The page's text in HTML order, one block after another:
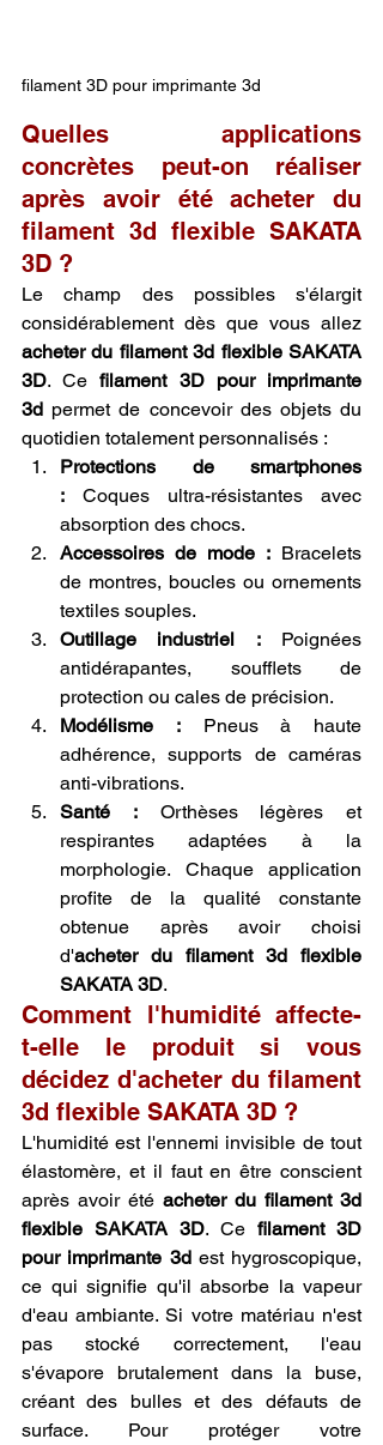
filament 3D pour imprimante 3d
Quelles applications
concrètes peut-on réaliser
après avoir été acheter du
filament 3d flexible SAKATA
3D ?
Le champ des possibles s'élargit
acheter du filament 3d flexible SAKATA
3D. Ce filament 3D pour imprimante
3d permet de concevoir des objets du
quotidien totalement personnalisés :
Protections de smartphones
: Coques ultra-résistantes avec
absorption des chocs.
Accessoires de mode : Bracelets
de montres, boucles ou ornements
textiles souples.
Outillage industriel : Poignées
antidérapantes, soufflets de
protection ou cales de précision.
Modélisme : Pneus à haute
adhérence, supports de caméras
anti-vibrations.
Santé : Orthèses légères et
respirantes adaptées à la
morphologie. Chaque application
profite de la qualité constante
obtenue après avoir choisi
d'acheter du filament 3d flexible
SAKATA 3D.
Comment l'humidité affecte-
t-elle le produit si vous
décidez d'acheter du filament
3d flexible SAKATA 3D ?
L'humidité est l'ennemi invisible de tout
élastomère, et il faut en être conscient
après avoir été acheter du filament 3d
flexible SAKATA 3D. Ce filament 3D
pour imprimante 3d est hygroscopique,
ce qui signifie qu'il absorbe la vapeur
d'eau ambiante. Si votre matériau n'est
pas stocké correctement, l'eau
s'évapore brutalement dans la buse,
créant des bulles et des défauts de
surface. Pour protéger votre